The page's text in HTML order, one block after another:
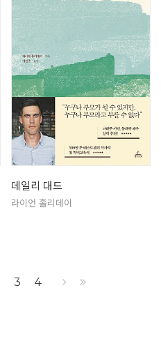
데일리 대드
라이언 홀리데이
3 4